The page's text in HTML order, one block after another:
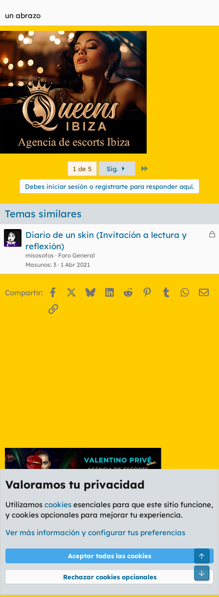
un abrazo
1 de 5 Sig.
Debes iniciar sesión o registrarte para responder aquí.
Temas similares
C
a
Diario de un skin (Invitación a lectura y
reflexión)
misosofos
Foro General
Masunos 3 1 Abr 2021
Compartir: Facebook BlueskyLinkedIn
Reddit Pinterest
Tumblr
Enlace
La Whiskería
Cookies
PL OLDSTYLE AMARILLO
Términos y reglas Política de privacidad Ayuda
Community platform by XenForo® © 2010-2026 XenForo Ltd.
Valoramos tu privacidad
Utilizamos cookies esenciales para que este sitio funcione,
y cookies opcionales para mejorar tu experiencia.
Ver más información y configurar tus preferencias
Aceptar todas las cookies
Rechazar cookies opcionales
Pie